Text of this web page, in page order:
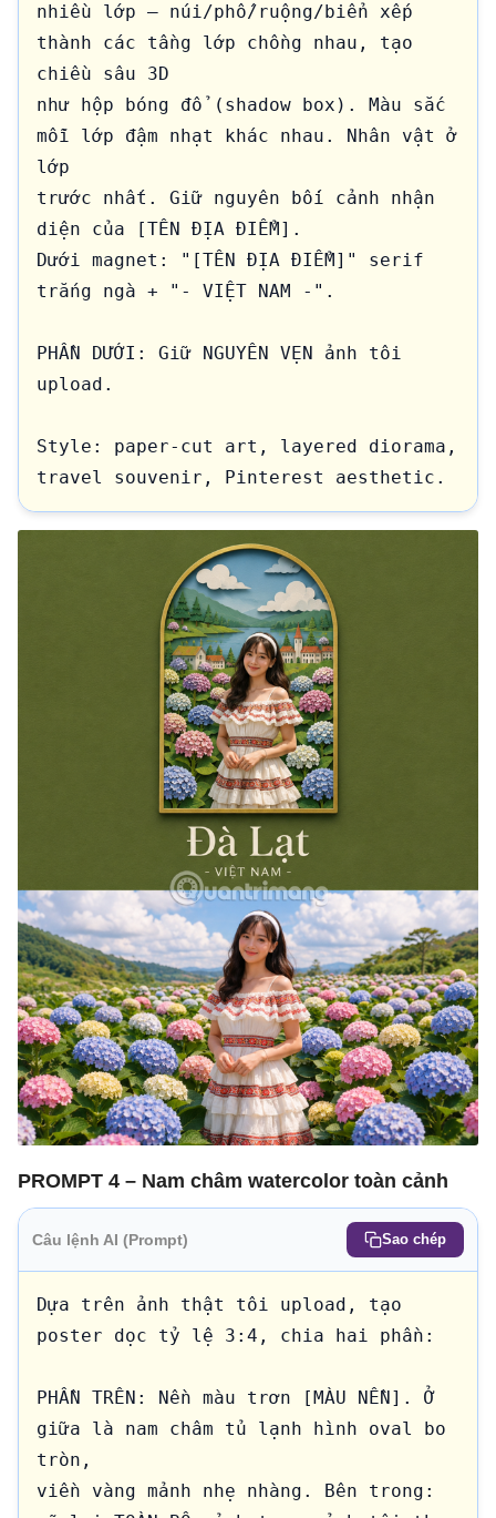
nhiều lớp — núi/phố/ruộng/biển xếp
thành các tầng lớp chồng nhau, tạo
chiều sâu 3D
như hộp bóng đổ (shadow box). Màu sắc
mỗi lớp đậm nhạt khác nhau. Nhân vật ở
lớp
trước nhất. Giữ nguyên bối cảnh nhận
diện của [TÊN ĐỊA ĐIỂM].
Dưới magnet: "[TÊN ĐỊA ĐIỂM]" serif
trắng ngà + "- VIỆT NAM -".
PHẦN DƯỚI: Giữ NGUYÊN VẸN ảnh tôi
upload.
Style: paper-cut art, layered diorama,
travel souvenir, Pinterest aesthetic.
PROMPT 4 – Nam châm watercolor toàn cảnh
Câu lệnh AI (Prompt) Sao chép
Dựa trên ảnh thật tôi upload, tạo
poster dọc tỷ lệ 3:4, chia hai phần:
PHẦN TRÊN: Nền màu trơn [MÀU NỀN]. Ở
giữa là nam châm tủ lạnh hình oval bo
tròn,
viền vàng mảnh nhẹ nhàng. Bên trong: